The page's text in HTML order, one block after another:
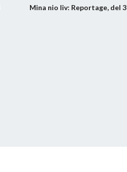
Mina nio liv: Reportage, del 3